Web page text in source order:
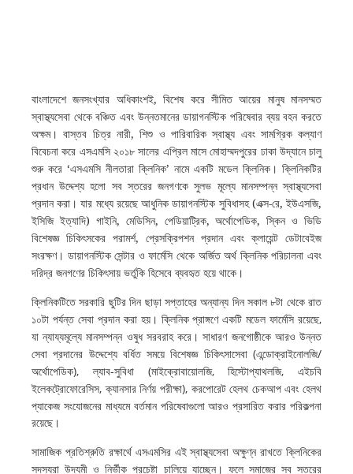
বাংলাদেশে জনসংখ্যার অধিকাংশই,বিশেষ করে সীমিত আয়ের মানুষ মানসম্মত
স্বাস্থ্যসেবা থেকে বঞ্চিত এবং উন্নতমানের ডায়াগনস্টিক পরিষেবার ব্যয় বহন করতে
অক্ষম।
বাস্তব চিত্র নারী,শিশু ও পারিবারিক স্বাস্থ্য এবং সামগ্রিক কল্যাণ
বিবেচনা করে এসএমসি ২০১৮ সালের এপ্রিল মাসে মোহাম্মদপুরের ঢাকা উদ্যানে চালু
শুরু করে ‘এসএমসি নীলতারা ক্লিনিক’ নামে একটি মডেল ক্লিনিক। ক্লিনিকটির
প্রধান উদ্দেশ্য হলো সব স্তরের জনগণকে সুলভ মূল্যে মানসম্পন্ন স্বাস্থ্যসেবা
প্রদান করা। যার মধ্যে রয়েছে আধুনিক ডায়াগনস্টিক সুবিধাসহ(এক্স-রে,ইউএসজি,
ইসিজি ইত্যাদি) গাইনি, মেডিসিন, পেডিয়াট্রিক,অর্থোপেডিক,স্কিন ও ভিডি
বিশেষজ্ঞ চিকিৎসকের পরামর্শ, প্রেসক্রিপশন প্রদান এবং ক্লায়েন্ট ডেটাবেইজ
সংরক্ষণ। ডায়াগনস্টিক সেন্টার ও ফার্মেসি থেকে অর্জিত অর্থ ক্লিনিক পরিচালনা এবং
দরিদ্র জনগণের চিকিৎসায় ভর্তুকি হিসেবে ব্যবহৃত হয়ে থাকে।
ক্লিনিকটিতে সরকারি ছুটির দিন ছাড়া সপ্তাহের অন্যান্য দিন সকাল ৮টা থেকে রাত
১০টা পর্যন্ত সেবা প্রদান করা হয়। ক্লিনিক প্রাঙ্গণে একটি মডেল ফার্মেসি রয়েছে,
যা ন্যায্যমূল্যে মানসম্পন্ন ওষুধ সরবরাহ করে। সাধারণ জনগোষ্ঠীকে আরও উন্নত
সেবা প্রদানের উদ্দেশ্যে বর্ধিত সময়ে বিশেষজ্ঞ চিকিৎসাসেবা (এন্ডোক্রাইনোলজি/
অর্থোপেডিক), ল্যাব-সুবিধা (মাইক্রোবায়োলজি, হিস্টোপ্যাথলজি,
এইচবি
ইলেকট্রোফোরেসিস, ক্যানসার নির্ণয় পরীক্ষা), করপোরেট হেলথ চেকআপ এবং হেলথ
প্যাকেজ সংযোজনের মাধ্যমে বর্তমান পরিষেবাগুলো আরও প্রসারিত করার পরিকল্পনা
রয়েছে।
সামাজিক প্রতিশ্রুতি রক্ষার্থে এসএমসির এই স্বাস্থ্যসেবা অক্ষুণ্ন রাখতে ক্লিনিকের
সদস্যরা উদ্যমী ও নির্ভীক প্রচেষ্টা চালিয়ে যাচ্ছেন। ফলে সমাজের সব স্তরের